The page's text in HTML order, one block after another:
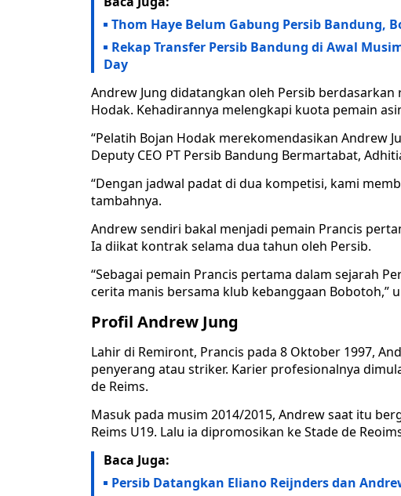
Thom Haye Belum Gabung Persib Bandung,
Rekap Transfer Persib Bandung di Awal
Day
Andrew Jung didatangkan oleh Persib
Hodak. Kehadirannya melengkapi kuota pemain
“Pelatih Bojan Hodak merekomendasikan Andrew
Deputy CEO PT Persib Bandung Bermartabat,
“Dengan jadwal padat di dua kompetisi, kami
tambahnya.
Andrew sendiri bakal menjadi pemain Prancis
Ia diikat kontrak selama dua tahun oleh Persib.
“Sebagai pemain Prancis pertama dalam sejarah
cerita manis bersama klub kebanggaan Bobotoh,”
Profil Andrew Jung
Lahir di Remiront, Prancis pada 8 Oktober 1997,
penyerang atau striker. Karier profesionalnya
de Reims.
Masuk pada musim 2014/2015, Andrew saat itu
Reims U19. Lalu ia dipromosikan ke Stade de
Baca Juga:
Persib Datangkan Eliano Reijnders dan